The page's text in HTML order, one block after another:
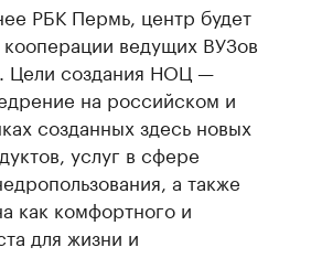
РБК Пермь, центр будет
ведущих ВУЗов
Цели создания НОЦ —
на российском и
созданных здесь новых
услуг в сфере
а также
как комфортного и
для жизни и